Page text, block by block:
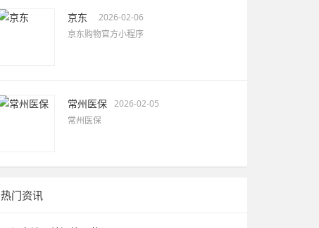
京东
2026-02-06
京东购物官方小程序
常州医保 2026-02-05
常州医保
热门资讯